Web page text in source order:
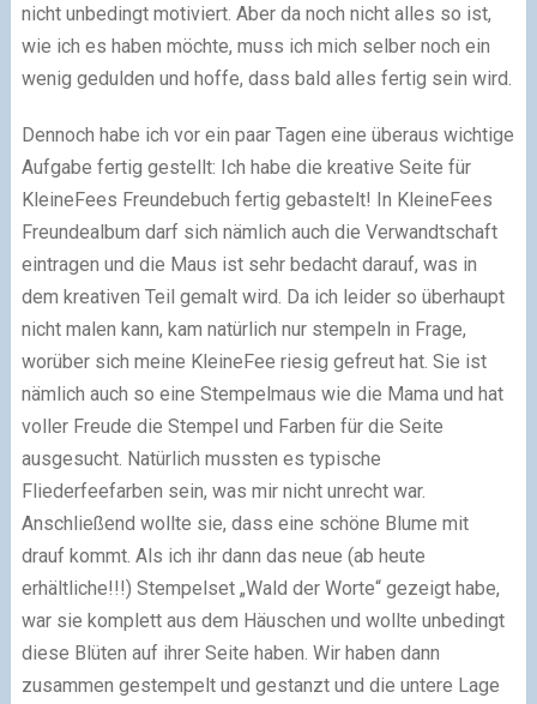
nicht unbedingt motiviert. Aber da noch nicht alles so ist,
wie ich es haben möchte, muss ich mich selber noch ein
wenig gedulden und hoffe, dass bald alles fertig sein wird.
Dennoch habe ich vor ein paar Tagen eine überaus wichtige
Aufgabe fertig gestellt: Ich habe die kreative Seite für
KleineFees Freundebuch fertig gebastelt! In KleineFees
Freundealbum darf sich nämlich auch die Verwandtschaft
eintragen und die Maus ist sehr bedacht darauf, was in
dem kreativen Teil gemalt wird. Da ich leider so überhaupt
nicht malen kann, kam natürlich nur stempeln in Frage,
worüber sich meine KleineFee riesig gefreut hat. Sie ist
nämlich auch so eine Stempelmaus wie die Mama und hat
voller Freude die Stempel und Farben für die Seite
ausgesucht. Natürlich mussten es typische
Fliederfeefarben sein, was mir nicht unrecht war.
Anschließend wollte sie, dass eine schöne Blume mit
drauf kommt. Als ich ihr dann das neue (ab heute
erhältliche!!!) Stempelset „Wald der Worte“ gezeigt habe,
war sie komplett aus dem Häuschen und wollte unbedingt
diese Blüten auf ihrer Seite haben. Wir haben dann
zusammen gestempelt und gestanzt und die untere Lage